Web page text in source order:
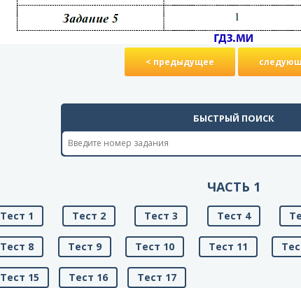
< предыдущее
БЫСТРЫЙ ПОИСК
ЧАСТЬ 1
Тест 1 Тест 2 Тест 3 Тест 4
Тест 8 Тест 9 Тест 10 Тест 11
Тест 15 Тест 16 Тест 17